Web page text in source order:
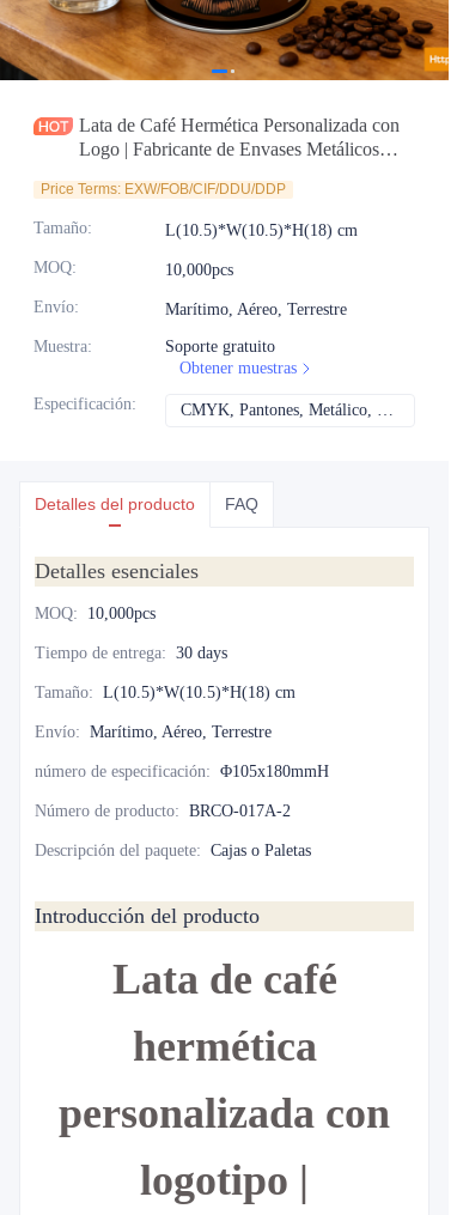
Lata de Café Hermética Personalizada con
Logo | Fabricante de Envases Metálicos
Price Terms: EXW/FOB/CIF/DDU/DDP
Tamaño: L(10.5)*W(10.5)*H(18) cm
MOQ: 10,000pcs
Envío: Marítimo, Aéreo, Terrestre
Muestra:
Soporte gratuito
Obtener muestras
Especificación: CMYK, Pantones, Metálico, Color directo, etc.
Detalles del producto FAQ
Detalles esenciales
MOQ: 10,000pcs
Tiempo de entrega: 30 days
Tamaño: L(10.5)*W(10.5)*H(18) cm
Envío: Marítimo, Aéreo, Terrestre
número de especificación: Φ105x180mmH
Número de producto: BRCO-017A-2
Descripción del paquete: Cajas o Paletas
Introducción del producto
Lata de café
hermética
personalizada con
logotipo |
Noticias